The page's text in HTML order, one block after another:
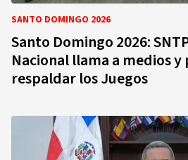
SANTO DOMINGO 2026
Santo Domingo 2026:
Nacional llama a medios
respaldar los Juegos